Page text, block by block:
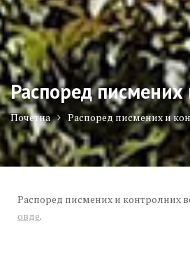
Распоред
Почетна Распоред писмених и
Распоред писмених и контролних
овде.